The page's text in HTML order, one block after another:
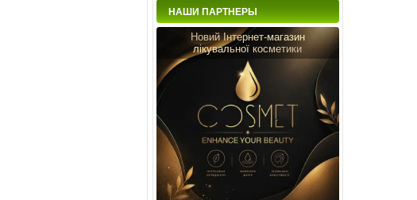
НАШИ ПАРТНЕРЫ
Новий Інтернет-магазин
лікувальної косметики